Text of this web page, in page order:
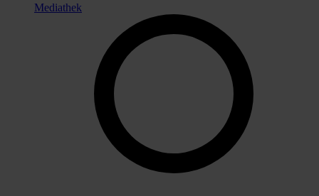
Mediathek